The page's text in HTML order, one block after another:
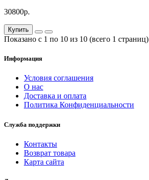
30800р.
Купить
Показано с 1 по 10 из 10 (всего 1 страниц)
Информация
Условия соглашения
О нас
Доставка и оплата
Политика Конфиденциальности
Служба поддержки
Контакты
Возврат товара
Карта сайта